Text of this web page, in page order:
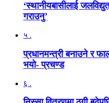
‘स्थानीयबासीलाई
गराउनु’
५ .
प्रधानमन्त्री बनाउने र
भयो- प्रचण्ड
६ .